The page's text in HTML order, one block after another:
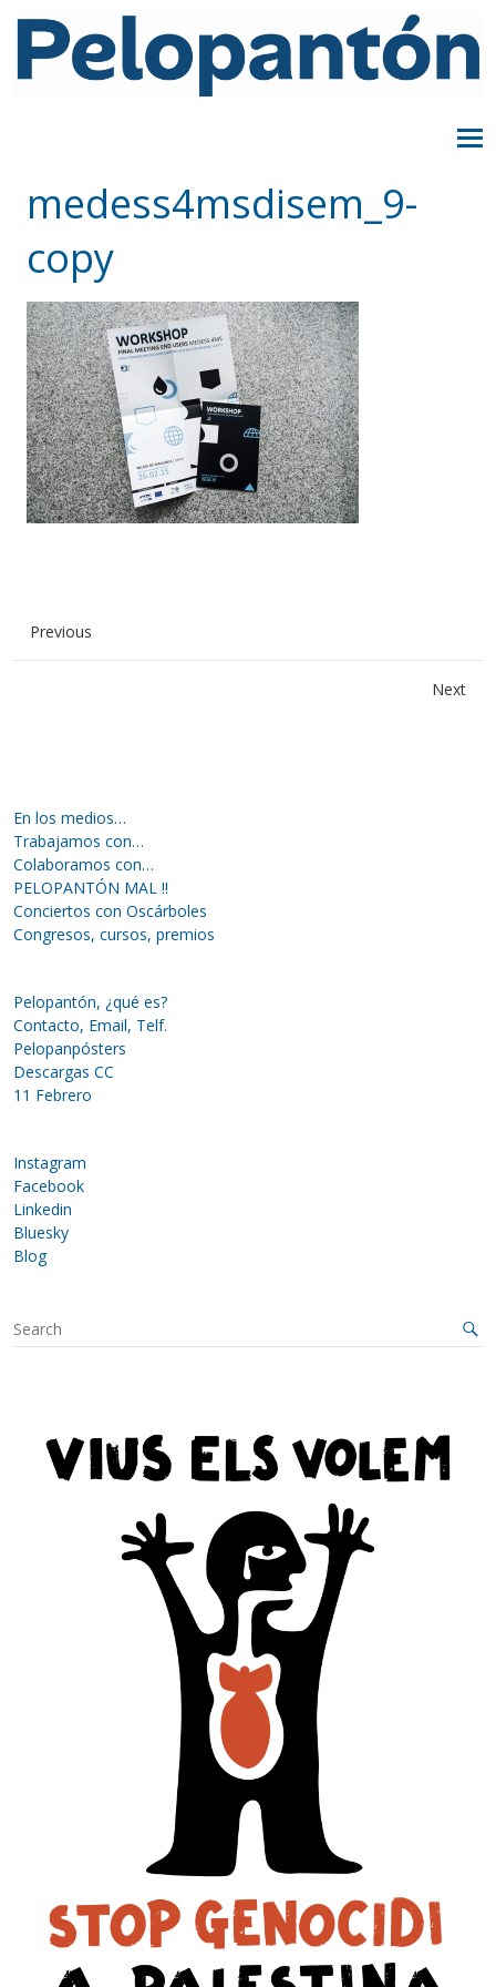
medess4msdisem_9-
copy
Previous
Next
En los medios…
Trabajamos con…
Colaboramos con…
PELOPANTÓN MAL !!
Conciertos con Oscárboles
Congresos, cursos, premios
Pelopantón, ¿qué es?
Contacto, Email, Telf.
Pelopanpósters
Descargas CC
11 Febrero
Instagram
Facebook
Linkedin
Bluesky
Blog
S
e